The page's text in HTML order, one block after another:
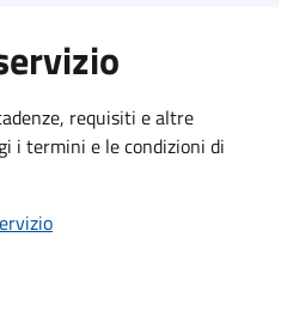
requisiti e altre
i termini e le condizioni di